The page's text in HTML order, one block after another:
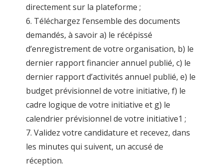
directement sur la plateforme ;
6. Téléchargez l’ensemble des documents
demandés, à savoir a) le récépissé
d’enregistrement de votre organisation, b) le
dernier rapport financier annuel publié, c) le
dernier rapport d’activités annuel publié, e) le
budget prévisionnel de votre initiative, f) le
cadre logique de votre initiative et g) le
calendrier prévisionnel de votre initiative1 ;
7. Validez votre candidature et recevez, dans
les minutes qui suivent, un accusé de
réception.